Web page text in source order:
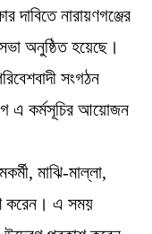
দাবিতে নারায়ণগঞ্জের
অনুষ্ঠিত হয়েছে।
সংগঠন
এ কর্মসূচির আয়োজন
মাঝি-মাল্লা,
করেন। এ সময়